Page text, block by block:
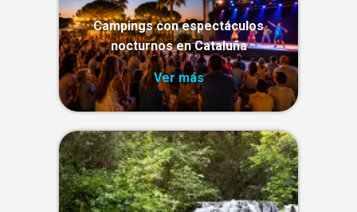
Campings con espectáculos
nocturnos en Cataluña
Ver más